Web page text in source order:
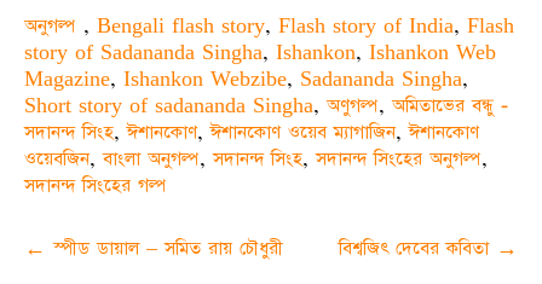
অনুগল্প , Bengali flash story, Flash story of India, Flash
story of Sadananda Singha, Ishankon, Ishankon Web
Magazine, Ishankon Webzibe, Sadananda Singha,
Short story of sadananda Singha,অণুগল্প,অমিতাভের বন্ধু -
সদানন্দ সিংহ,ঈশানকোণ,ঈশানকোণ ওয়েব ম্যাগাজিন,ঈশানকোণ
ওয়েবজিন,বাংলা অনুগল্প,সদানন্দ সিংহ,সদানন্দ সিংহের অনুগল্প,
সদানন্দ সিংহের গল্প
Post
← স্পীড ডায়াল – সমিত রায় চৌধুরী বিশ্বজিৎ দেবের কবিতা →